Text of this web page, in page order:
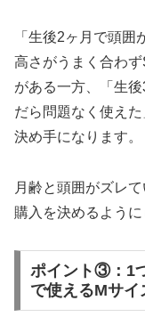
「生後2ヶ月で頭囲
高さがうまく合わ
がある一方、「生
だら問題なく使え
決め手になります。
月齢と頭囲がズレ
購入を決めるように
ポイント③：1
で使えるMサ